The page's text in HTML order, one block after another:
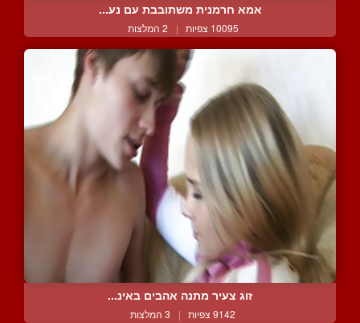
אמא חרמנית משתובבת עם נע...
10095 צפיות | 2 המלצות
זוג צעיר מתנה אהבים באינ...
9142 צפיות | 3 המלצות